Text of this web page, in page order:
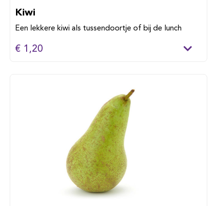
Kiwi
Een lekkere kiwi als tussendoortje of bij de lunch
€ 1,20